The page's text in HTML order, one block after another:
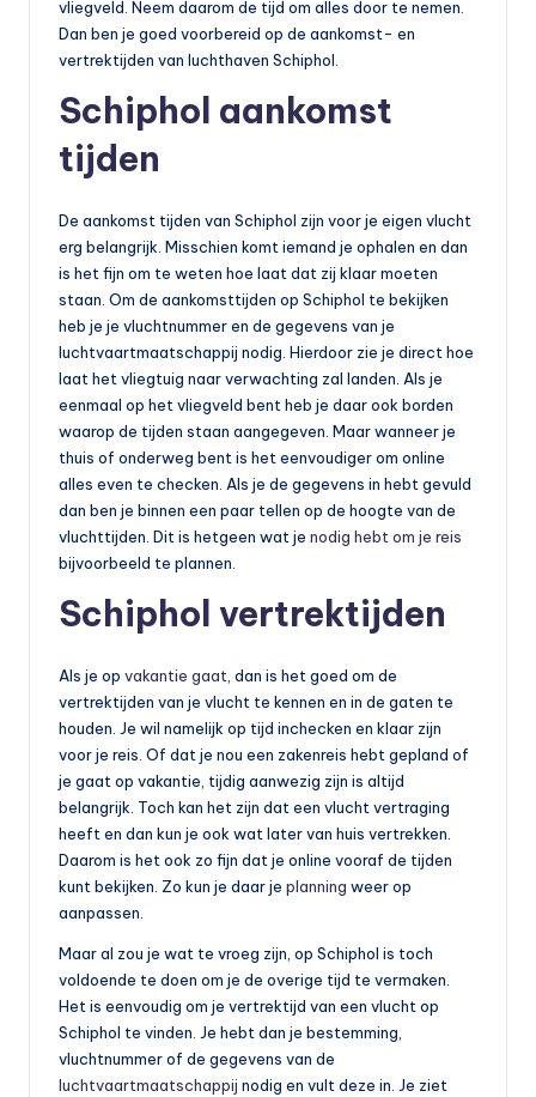
o
b
o
vliegveld. Neem daarom de tijd om alles door te nemen.
Dan ben je goed voorbereid op de aankomst- en
vertrektijden van luchthaven Schiphol.
Schiphol aankomst
tijden
De aankomst tijden van Schiphol zijn voor je eigen vlucht
erg belangrijk. Misschien komt iemand je ophalen en dan
is het fijn om te weten hoe laat dat zij klaar moeten
staan. Om de aankomsttijden op Schiphol te bekijken
heb je je vluchtnummer en de gegevens van je
luchtvaartmaatschappij nodig. Hierdoor zie je direct hoe
laat het vliegtuig naar verwachting zal landen. Als je
eenmaal op het vliegveld bent heb je daar ook borden
waarop de tijden staan aangegeven. Maar wanneer je
thuis of onderweg bent is het eenvoudiger om online
alles even te checken. Als je de gegevens in hebt gevuld
dan ben je binnen een paar tellen op de hoogte van de
vluchttijden. Dit is hetgeen wat je nodig hebt om je reis
bijvoorbeeld te plannen.
Schiphol vertrektijden
Als je op vakantie gaat , dan is het goed om de
vertrektijden van je vlucht te kennen en in de gaten te
houden. Je wil namelijk op tijd inchecken en klaar zijn
voor je reis. Of dat je nou een zakenreis hebt gepland of
je gaat op vakantie, tijdig aanwezig zijn is altijd
belangrijk. Toch kan het zijn dat een vlucht vertraging
heeft en dan kun je ook wat later van huis vertrekken.
Daarom is het ook zo fijn dat je online vooraf de tijden
kunt bekijken. Zo kun je daar je planning weer op
aanpassen.
Maar al zou je wat te vroeg zijn, op Schiphol is toch
voldoende te doen om je de overige tijd te vermaken.
Het is eenvoudig om je vertrektijd van een vlucht op
Schiphol te vinden. Je hebt dan je bestemming,
vluchtnummer of de gegevens van de
luchtvaartmaatschappij nodig en vult deze in. Je ziet